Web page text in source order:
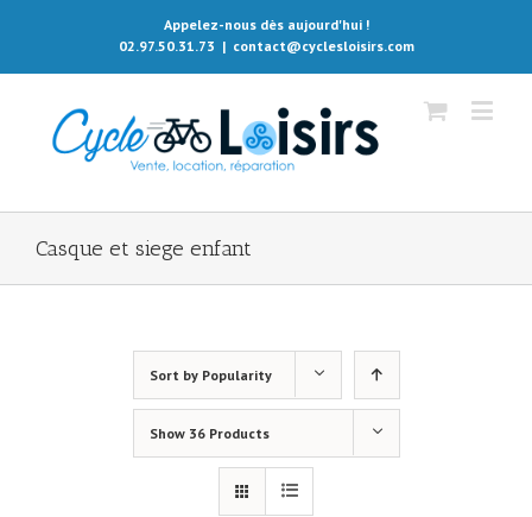
Appelez-nous dès aujourd'hui !
02.97.50.31.73 | contact@cyclesloisirs.com
Casque et siege enfant
Sort by Popularity
Show 36 Products